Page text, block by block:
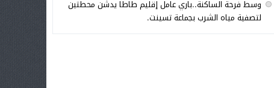
وسط فرحة الساكنة..باري عامل إقليم طاطا يدشن محطتين
لتصفية مياه الشرب بجماعة تسينت.